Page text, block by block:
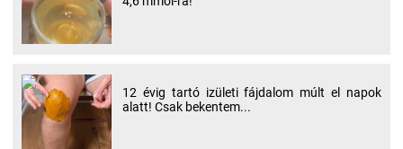
12 évig tartó izületi fájdalom múlt el napok
alatt! Csak bekentem...